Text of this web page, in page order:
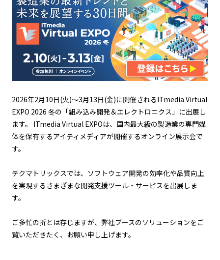
2026年2月10日(火)～3月13日(金)に開催されるITmedia Virtual
EXPO 2026 冬の「組み込み開発＆エレクトロニクス」に出展し
ます。 ITmedia Virtual EXPOは、国内最大級の製造業の専門媒
体を保有するアイティメディアが開催するオンライン展示会で
す。
テクマトリックスでは、ソフトウェア開発の効率化や品質向上
を実現するさまざまな開発支援ツール・サービスを出展しま
す。
ご多忙の折とは存じますが、弊社ブースのソリューションをご
覧いただきたく、お願い申し上げます。